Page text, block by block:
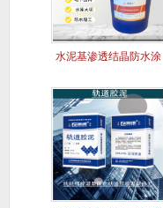
水泥基渗透结晶防水涂